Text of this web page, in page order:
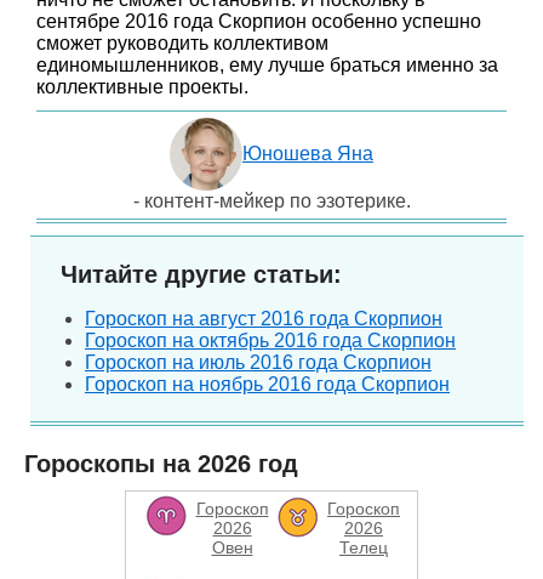
сентябре 2016 года Скорпион особенно успешно
сможет руководить коллективом
единомышленников, ему лучше браться именно за
коллективные проекты.
Юношева Яна
- контент-мейкер по эзотерике.
Читайте другие статьи:
Гороскоп на август 2016 года Скорпион
Гороскоп на октябрь 2016 года Скорпион
Гороскоп на июль 2016 года Скорпион
Гороскоп на ноябрь 2016 года Скорпион
Гороскопы на 2026 год
Гороскоп
2026
Овен
Гороскоп
2026
Телец